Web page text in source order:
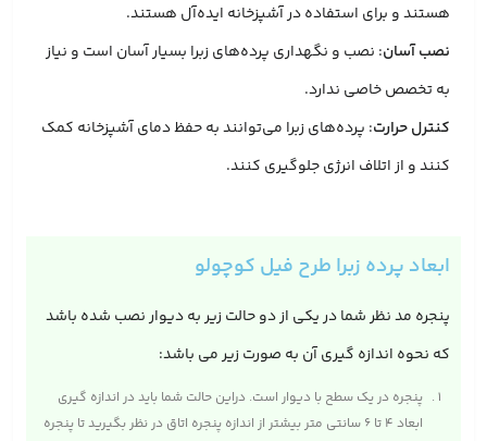
هستند و برای استفاده در آشپزخانه ایده‌آل هستند.
نصب آسان: نصب و نگهداری پرده‌های زبرا بسیار آسان است و نیاز
به تخصص خاصی ندارد.
کنترل حرارت: پرده‌های زبرا می‌توانند به حفظ دمای آشپزخانه کمک
کنند و از اتلاف انرژی جلوگیری کنند.
ابعاد پرده زبرا طرح فیل کوچولو
پنجره مد نظر شما در یکی از دو حالت زیر به دیوار نصب شده باشد
که نحوه اندازه گیری آن به صورت زیر می باشد:
پنجره در یک سطح با دیوار است. دراین حالت شما باید در اندازه‌ گیری
ابعاد ۴ تا ۶ سانتی متر بیشتر از اندازه پنجره اتاق در نظر بگیرید تا پنجره